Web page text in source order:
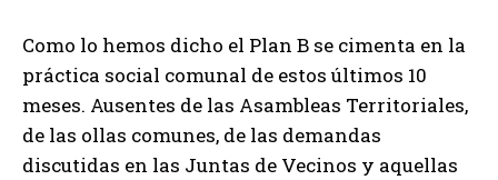
Como lo hemos dicho el Plan B se cimenta en la
práctica social comunal de estos últimos 10
meses. Ausentes de las Asambleas Territoriales,
de las ollas comunes, de las demandas
discutidas en las Juntas de Vecinos y aquellas